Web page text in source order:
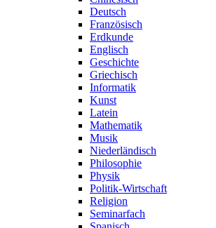
Deutsch
Französisch
Erdkunde
Englisch
Geschichte
Griechisch
Informatik
Kunst
Latein
Mathematik
Musik
Niederländisch
Philosophie
Physik
Politik-Wirtschaft
Religion
Seminarfach